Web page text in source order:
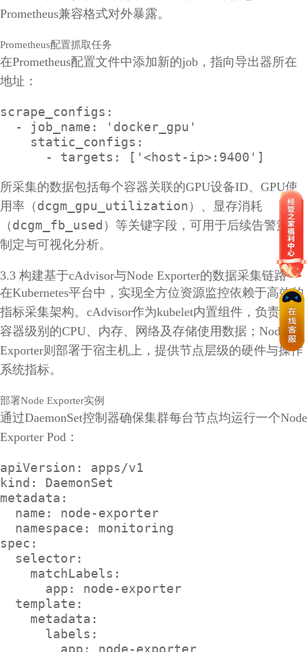
Prometheus兼容格式对外暴露。
Prometheus配置抓取任务
在Prometheus配置文件中添加新的job，指向导出器所在
地址：
scrape_configs:
  - job_name: 'docker_gpu'
    static_configs:
      - targets: ['<host-ip>:9400']
所采集的数据包括每个容器关联的GPU设备ID、GPU使
用率（ dcgm_gpu_utilization ）、显存消耗
（ dcgm_fb_used ）等关键字段，可用于后续告警策略
制定与可视化分析。
3.3 构建基于cAdvisor与Node Exporter的数据采集链路
在Kubernetes平台中，实现全方位资源监控依赖于高效的
指标采集架构。cAdvisor作为kubelet内置组件，负责收集
容器级别的CPU、内存、网络及存储使用数据；Node
Exporter则部署于宿主机上，提供节点层级的硬件与操作
系统指标。
部署Node Exporter实例
通过DaemonSet控制器确保集群每台节点均运行一个Node
Exporter Pod：
apiVersion: apps/v1
kind: DaemonSet
metadata:
  name: node-exporter
  namespace: monitoring
spec:
  selector:
    matchLabels:
      app: node-exporter
  template:
    metadata:
      labels:
        app: node-exporter